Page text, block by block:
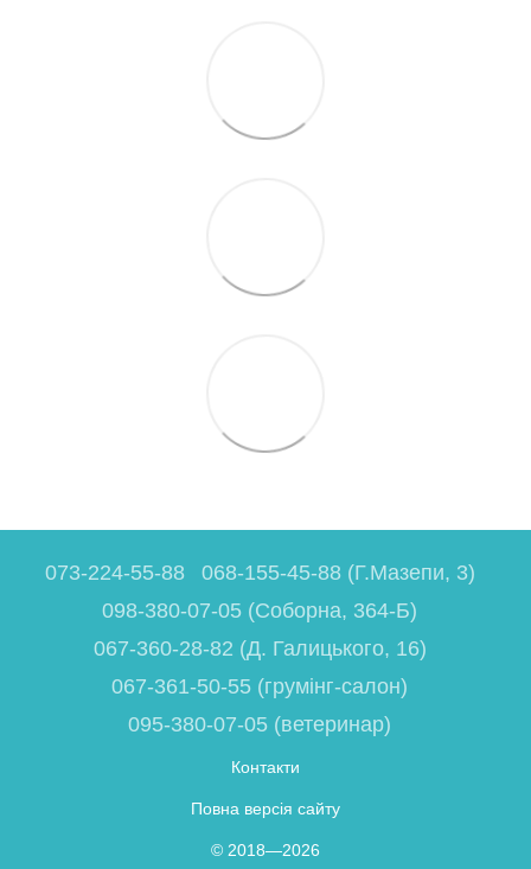
073-224-55-88
068-155-45-88 (Г.Мазепи, 3)
098-380-07-05 (Соборна, 364-Б)
067-360-28-82 (Д. Галицького, 16)
067-361-50-55 (грумінг-салон)
095-380-07-05 (ветеринар)
Контакти
Повна версія сайту
© 2018—2026